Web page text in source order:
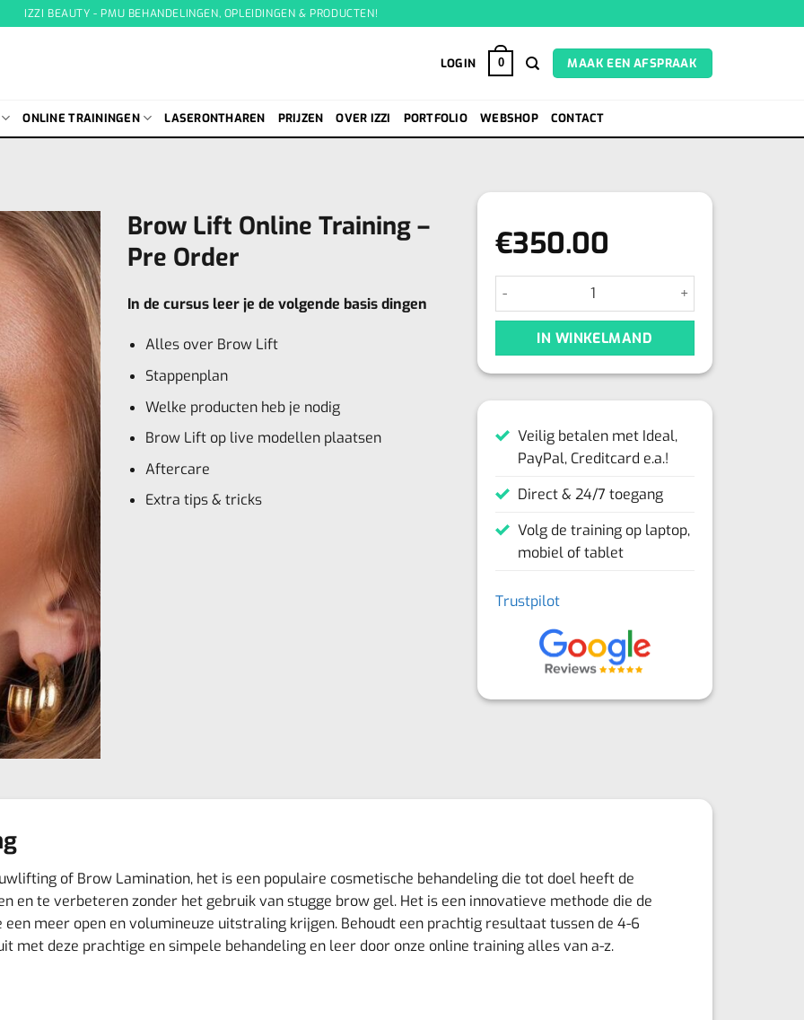
IZZI BEAUTY - PMU BEHANDELINGEN, OPLEIDINGEN & PRODUCTEN!
LOGIN 0 MAAK EEN AFSPRAAK
ONLINE TRAININGEN LASERONTHAREN PRIJZEN OVER IZZI PORTFOLIO WEBSHOP CONTACT
Brow Lift Online Training –
Pre Order
In de cursus leer je de volgende basis dingen
Alles over Brow Lift
Stappenplan
Welke producten heb je nodig
Brow Lift op live modellen plaatsen
Aftercare
Extra tips & tricks
€350.00
Brow Lift Online Training - Pre Order aantal
IN WINKELMAND
Veilig betalen met Ideal,
PayPal, Creditcard e.a.!
Direct & 24/7 toegang
Volg de training op laptop,
mobiel of tablet
Trustpilot
of Brow Lamination, het is een populaire cosmetische behandeling die tot doel heeft de
en te verbeteren zonder het gebruik van stugge brow gel. Het is een innovatieve methode die de
meer open en volumineuze uitstraling krijgen. Behoudt een prachtig resultaat tussen de 4-6
met deze prachtige en simpele behandeling en leer door onze online training alles van a-z.